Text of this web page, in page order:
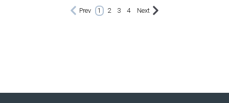
Prev 1 2 3 4 Next